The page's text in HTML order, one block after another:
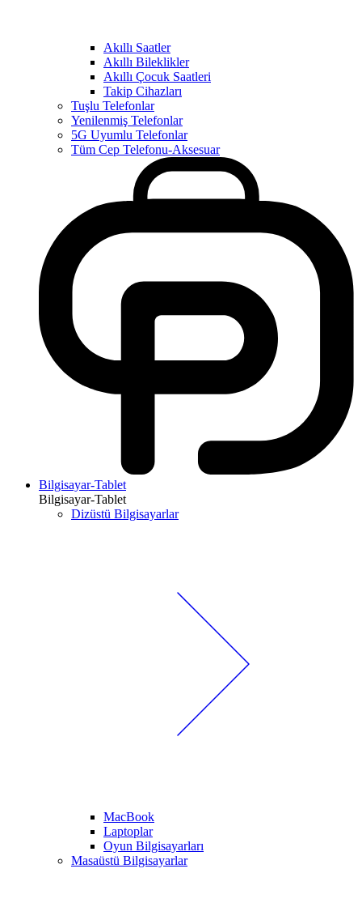
Akıllı Saatler
Akıllı Bileklikler
Akıllı Çocuk Saatleri
Takip Cihazları
Tuşlu Telefonlar
Yenilenmiş Telefonlar
5G Uyumlu Telefonlar
Tüm Cep Telefonu-Aksesuar
Bilgisayar-Tablet
Bilgisayar-Tablet
Dizüstü Bilgisayarlar
MacBook
Laptoplar
Oyun Bilgisayarları
Masaüstü Bilgisayarlar